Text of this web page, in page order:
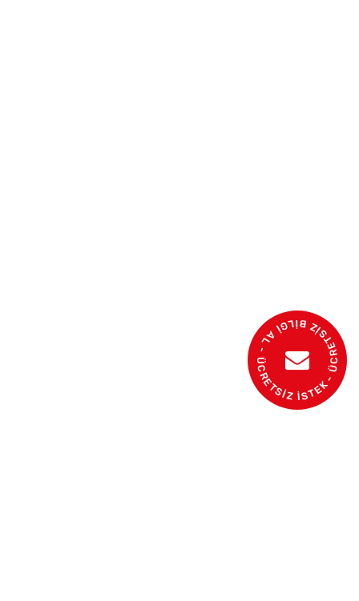
- ÜCRETSİZ BİLGİ AL - ÜCRETSİZ İSTEK